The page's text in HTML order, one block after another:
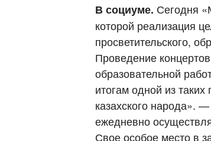
В социуме. Сегодня
которой реализация
просветительского,
Проведение
образовательной
итогам одной из
казахского народа».
ежедневно
Свое особое место в